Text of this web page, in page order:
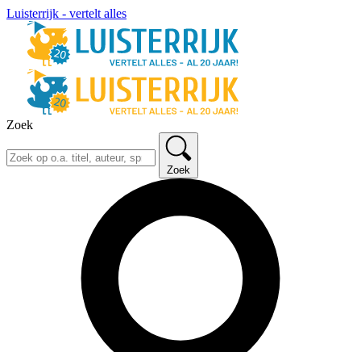
Luisterrijk - vertelt alles
Zoek
Zoek